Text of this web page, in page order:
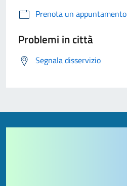
Prenota un appuntamento
Problemi in città
Segnala disservizio